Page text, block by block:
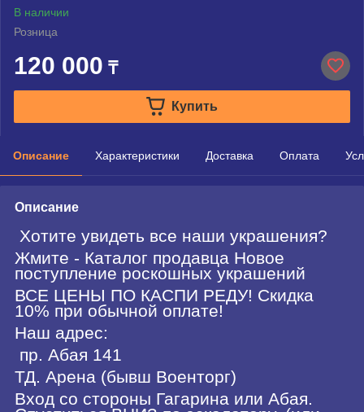
В наличии
Розница
120 000 ₸
Купить
Описание Характеристики Доставка Оплата
Описание
Хотите увидеть все наши украшения?
Жмите - Каталог продавца Новое
поступление роскошных украшений
ВСЕ ЦЕНЫ ПО КАСПИ РЕДУ! Скидка
10% при обычной оплате!
Наш адрес:
пр. Абая 141
ТД. Арена (бывш Военторг)
Вход со стороны Гагарина или Абая.